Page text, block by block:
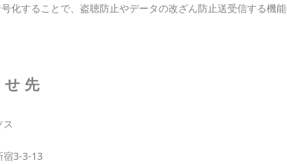
化することで、盗聴防止やデータの改ざん防止送受信する機
先
ス
宿3-3-13